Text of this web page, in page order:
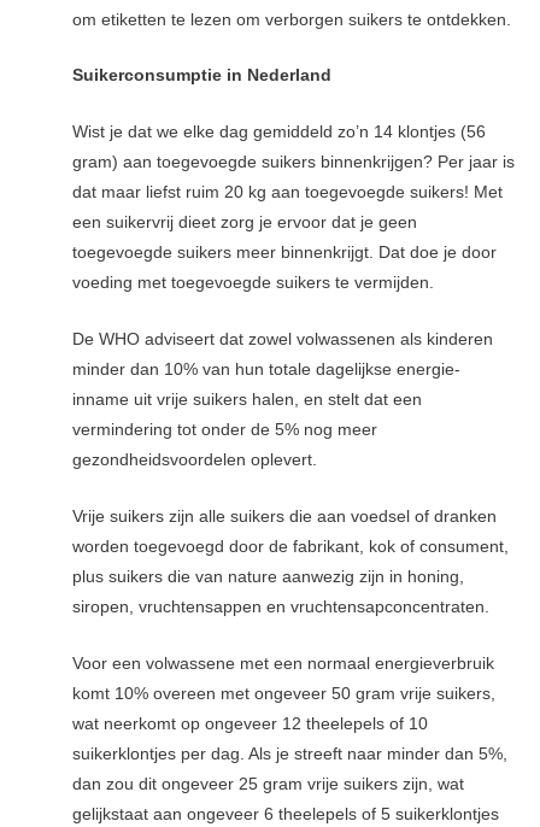
om etiketten te lezen om verborgen suikers te ontdekken.
Suikerconsumptie in Nederland
Wist je dat we elke dag gemiddeld zo’n 14 klontjes (56
gram) aan toegevoegde suikers binnenkrijgen? Per jaar is
dat maar liefst ruim 20 kg aan toegevoegde suikers! Met
een suikervrij dieet zorg je ervoor dat je geen
toegevoegde suikers meer binnenkrijgt. Dat doe je door
voeding met toegevoegde suikers te vermijden.
De WHO adviseert dat zowel volwassenen als kinderen
minder dan 10% van hun totale dagelijkse energie-
inname uit vrije suikers halen, en stelt dat een
vermindering tot onder de 5% nog meer
gezondheidsvoordelen oplevert.
Vrije suikers zijn alle suikers die aan voedsel of dranken
worden toegevoegd door de fabrikant, kok of consument,
plus suikers die van nature aanwezig zijn in honing,
siropen, vruchtensappen en vruchtensapconcentraten.
Voor een volwassene met een normaal energieverbruik
komt 10% overeen met ongeveer 50 gram vrije suikers,
wat neerkomt op ongeveer 12 theelepels of 10
suikerklontjes per dag. Als je streeft naar minder dan 5%,
dan zou dit ongeveer 25 gram vrije suikers zijn, wat
gelijkstaat aan ongeveer 6 theelepels of 5 suikerklontjes